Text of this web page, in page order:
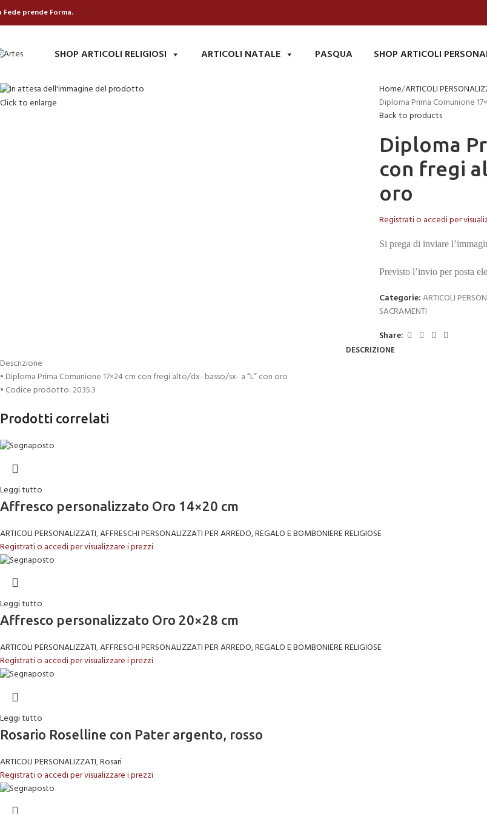
Fede prende Forma.
SHOP ARTICOLI RELIGIOSI ARTICOLI NATALE PASQUA SHOP ARTICOLI
Click to enlarge
Home ARTICOLI
Diploma Prima Comunione
Back to products
Diploma
con fregi
oro
Registrati o accedi per
Si prega di inviare
Previsto l’invio per posta
Categorie:ARTICOLI
SACRAMENTI
Share:
DESCRIZIONE
Descrizione
• Diploma Prima Comunione 17×24 cm con fregi alto/dx- basso/sx- a “L” con oro
• Codice prodotto: 2035.3
Prodotti correlati
Leggi tutto
Affresco personalizzato Oro 14×20 cm
ARTICOLI PERSONALIZZATI,AFFRESCHI PERSONALIZZATI PER ARREDO, REGALO E BOMBONIERE RELIGIOSE
Registrati o accedi per visualizzare i prezzi
Leggi tutto
Affresco personalizzato Oro 20×28 cm
ARTICOLI PERSONALIZZATI,AFFRESCHI PERSONALIZZATI PER ARREDO, REGALO E BOMBONIERE RELIGIOSE
Registrati o accedi per visualizzare i prezzi
Leggi tutto
Rosario Roselline con Pater argento, rosso
ARTICOLI PERSONALIZZATI,Rosari
Registrati o accedi per visualizzare i prezzi